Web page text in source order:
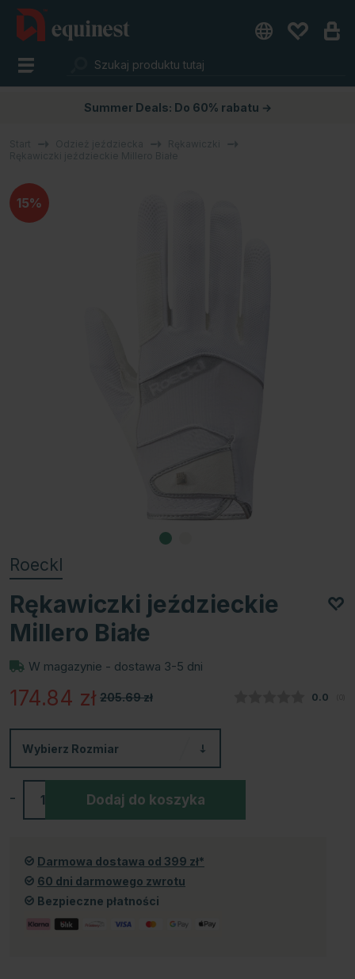
Summer Deals: Do 60% rabatu →
15%
Roeckl
Rękawiczki jeździeckie
Millero Białe
W magazynie - dostawa 3-5 dni
205.69zł
174.84 zł Średnia
0.0
Wybierz Rozmiar
- Dodaj do koszyka
Darmowa dostawa od 399 zł*
60 dni darmowego zwrotu
Bezpieczne płatności